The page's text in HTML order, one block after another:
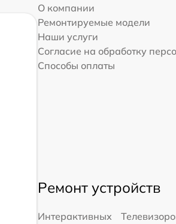
О компании
Ремонтируемые модели
Наши услуги
Согласие на обработку
Способы оплаты
Ремонт устройств
Интерактивных